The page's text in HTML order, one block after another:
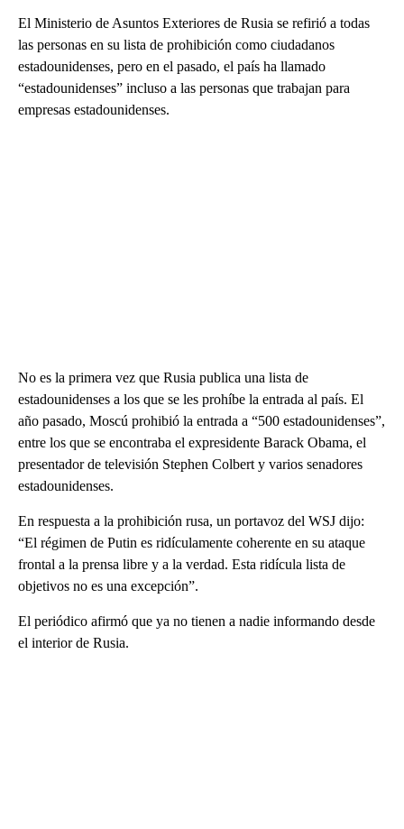
El Ministerio de Asuntos Exteriores de Rusia se refirió a todas
las personas en su lista de prohibición como ciudadanos
estadounidenses, pero en el pasado, el país ha llamado
“estadounidenses” incluso a las personas que trabajan para
empresas estadounidenses.
No es la primera vez que Rusia publica una lista de
estadounidenses a los que se les prohíbe la entrada al país. El
año pasado, Moscú prohibió la entrada a “500 estadounidenses”,
entre los que se encontraba el expresidente Barack Obama, el
presentador de televisión Stephen Colbert y varios senadores
estadounidenses.
En respuesta a la prohibición rusa, un portavoz del WSJ dijo:
“El régimen de Putin es ridículamente coherente en su ataque
frontal a la prensa libre y a la verdad. Esta ridícula lista de
objetivos no es una excepción”.
El periódico afirmó que ya no tienen a nadie informando desde
el interior de Rusia.